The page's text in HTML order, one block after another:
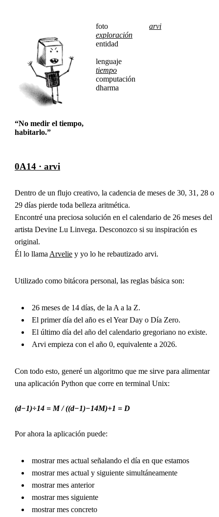
“No medir el tiempo,
habitarlo.”
foto
exploración
entidad
lenguaje
tiempo
computación
dharma
arvi
0A14 · arvi
Dentro de un flujo creativo, la cadencia de meses de 30, 31, 28 o
29 días pierde toda belleza aritmética.
Encontré una preciosa solución en el calendario de 26 meses del
artista Devine Lu Linvega. Desconozco si su inspiración es
original.
Él lo llama Arvelie y yo lo he rebautizado arvi.
Utilizado como bitácora personal, las reglas básica son:
26 meses de 14 días, de la A a la Z.
El primer día del año es el Year Day o Día Zero.
El último día del año del calendario gregoriano no existe.
Arvi empieza con el año 0, equivalente a 2026.
Con todo esto, generé un algoritmo que me sirve para alimentar
una aplicación Python que corre en terminal Unix:
(d−1)÷14 = M / ((d−1)−14M)+1 = D
Por ahora la aplicación puede:
mostrar mes actual señalando el día en que estamos
mostrar mes actual y siguiente simultáneamente
mostrar mes anterior
mostrar mes siguiente
mostrar mes concreto